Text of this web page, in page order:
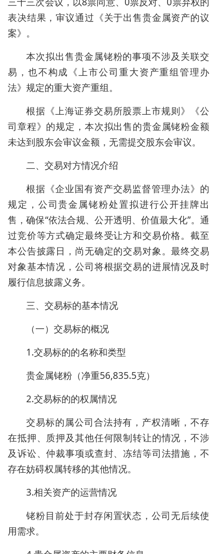
表决结果，审议通过《关于出售贵金属资产的议
案》。
本次拟出售贵金属铑粉的事项不涉及关联交
易，也不构成《上市公司重大资产重组管理办
法》规定的重大资产重组。
根据《上海证券交易所股票上市规则》《公
司章程》的规定，本次拟出售的贵金属铑粉金额
未达到股东会审议金额，无需提交股东会审议。
二、交易对方情况介绍
根据《企业国有资产交易监督管理办法》的
规定，公司贵金属铑粉处置拟进行公开挂牌出
售，确保“依法合规、公开透明、价值最大化”。通
过竞价等方式确定最终受让方和交易价格。截至
本公告披露日，尚无确定的交易对象。最终交易
对象基本情况，公司将根据交易的进展情况及时
履行信息披露义务。
三、交易标的基本情况
（一）交易标的概况
1.交易标的的名称和类型
贵金属铑粉（净重56,835.5克）
2.交易标的的权属情况
交易标的属公司合法持有，产权清晰，不存
在抵押、质押及其他任何限制转让的情况，不涉
及诉讼、仲裁事项或查封、冻结等司法措施，不
存在妨碍权属转移的其他情况。
3.相关资产的运营情况
铑粉目前处于封存闲置状态，公司无后续使
用需求。